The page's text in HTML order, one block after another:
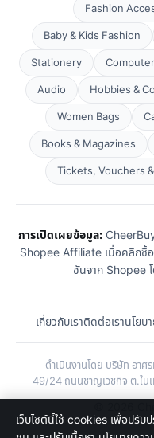
Fashion
Baby & Kids Fashion
Stationery
Audio
Hobbies &
Women Bags
Books & Magazines
Tickets, Vouchers
การเปิดเผยข้อมูล:CheerBuy
Shopee Affiliate เมื่อคลิกซื้อ
ชันจาก Shopee
เกี่ยวกับเราติดต่อเรานโยบ
ดำเนินงานโดย บริษัท อาศ
49/24 ถนนชาญเวชกิจ ต.ใ
เว็บไซต์นี้ใช้ cookies เพื่อปรับ